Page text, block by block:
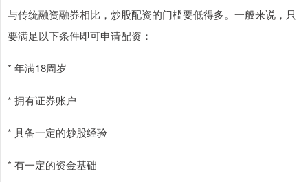
与传统融资融券相比，炒股配资的门槛要低得多。一般来说，只
要满足以下条件即可申请配资：
* 年满18周岁
* 拥有证券账户
* 具备一定的炒股经验
* 有一定的资金基础